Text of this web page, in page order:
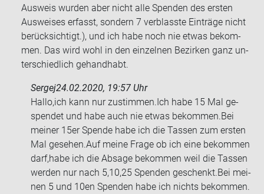
Aus­weis wur­den aber nicht alle Spen­den des ers­ten
Aus­wei­ses er­fasst, son­dern 7 ver­blass­te Ein­trä­ge nicht
be­rück­sich­tigt.), und ich habe noch nie etwas be­kom­
men. Das wird wohl in den ein­zel­nen Be­zir­ken ganz un­
ter­schied­lich ge­hand­habt.
Sergej24.02.2020, 19:57 Uhr
Hallo,ich kann nur zu­stim­men.Ich habe 15 Mal ge­
spen­det und habe auch nie etwas be­kom­men.Bei
mei­ner 15er Spen­de habe ich die Tas­sen zum ers­ten
Mal ge­se­hen.Auf meine Frage ob ich eine be­kom­men
darf,habe ich die Ab­sa­ge be­kom­men weil die Tas­sen
wer­den nur nach 5,10,25 Spen­den ge­schenkt.Bei mei­
nen 5 und 10en Spen­den habe ich nichts be­kom­men.